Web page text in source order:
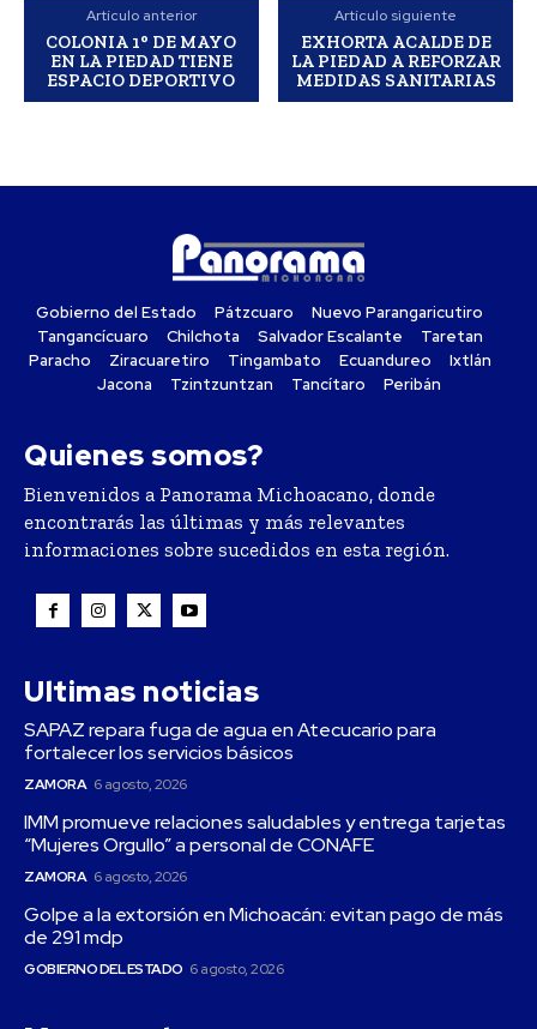
Artículo anterior
COLONIA 1° DE MAYO
EN LA PIEDAD TIENE
ESPACIO DEPORTIVO
Artículo siguiente
EXHORTA ACALDE DE
LA PIEDAD A REFORZAR
MEDIDAS SANITARIAS
Gobierno del Estado Pátzcuaro
Nuevo Parangaricutiro
Tangancícuaro
Chilchota Salvador Escalante
Taretan
Paracho
Ziracuaretiro Tingambato Ecuandureo
Ixtlán
Jacona
Tzintzuntzan Tancítaro Peribán
Quienes somos?
Bienvenidos a Panorama Michoacano, donde
encontrarás las últimas y más relevantes
informaciones sobre sucedidos en esta región.
Ultimas noticias
SAPAZ repara fuga de agua en Atecucario para
fortalecer los servicios básicos
ZAMORA 6 agosto, 2026
IMM promueve relaciones saludables y entrega tarjetas
“Mujeres Orgullo” a personal de CONAFE
ZAMORA 6 agosto, 2026
Golpe a la extorsión en Michoacán: evitan pago de más
de 291 mdp
GOBIERNO DEL ESTADO 6 agosto, 2026